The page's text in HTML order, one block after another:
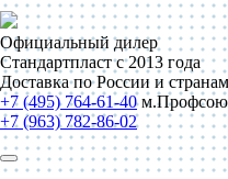
Официальный дилер
Стандартпласт с 2013 года
Доставка по России и
+7 (495) 764-61-40
+7 (963) 782-86-02